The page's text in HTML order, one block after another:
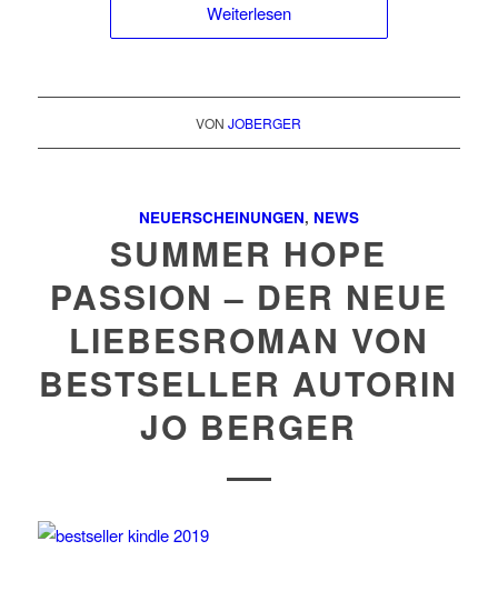
Weiterlesen
VONJOBERGER
NEUERSCHEINUNGEN, NEWS
SUMMER HOPE
PASSION – DER NEUE
LIEBESROMAN VON
BESTSELLER AUTORIN
JO BERGER